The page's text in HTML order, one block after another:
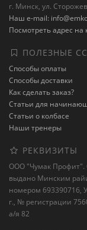
г. Минск, ул.
Наш e-mail:
Посмотреть адрес на
ПОЛЕЗНЫЕ
Способы оплаты
Способы доставки
Как сделать заказ?
Статьи для
Статьи о колбасе
Наши тренеры
РЕКВИЗИТЫ
ООО "Чумак Профит".
выдано Минским
номером 693390716,
г., № регистрации
а/я 82